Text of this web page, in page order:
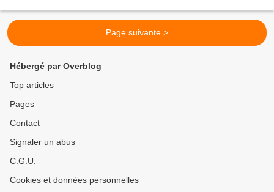
Page suivante >
Hébergé par Overblog
Top articles
Pages
Contact
Signaler un abus
C.G.U.
Cookies et données personnelles